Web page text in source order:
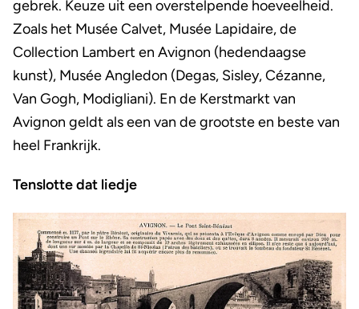
gebrek. Keuze uit een overstelpende hoeveelheid.
Zoals het Musée Calvet, Musée Lapidaire, de
Collection Lambert en Avignon (hedendaagse
kunst), Musée Angledon (Degas, Sisley, Cézanne,
Van Gogh, Modigliani). En de Kerstmarkt van
Avignon geldt als een van de grootste en beste van
heel Frankrijk.
Tenslotte dat liedje